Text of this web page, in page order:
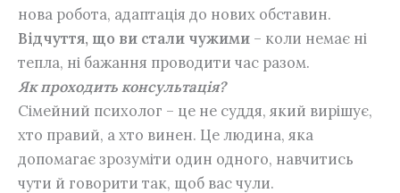
нова робота, адаптація до нових обставин.
Відчуття, що ви стали чужими – коли немає ні
тепла, ні бажання проводити час разом.
Як проходить консультація?
Сімейний психолог – це не суддя, який вирішує,
хто правий, а хто винен. Це людина, яка
допомагає зрозуміти один одного, навчитись
чути й говорити так, щоб вас чули.